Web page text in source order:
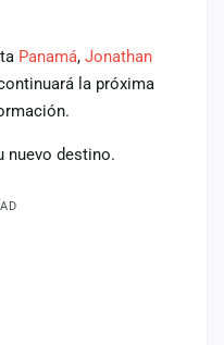
Panamá, Jonathan
la próxima
nuevo destino.